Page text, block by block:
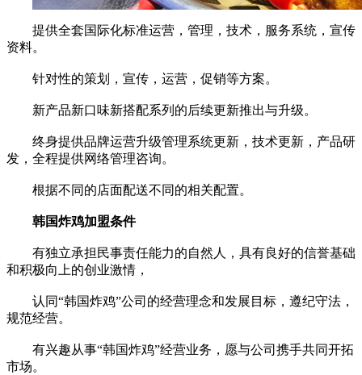
提供全套国际化标准运营，管理，技术，服务系统，宣传
资料。
针对性的策划，宣传，运营，促销等方案。
新产品新口味新搭配系列的后续更新推出与升级。
终身提供品牌运营升级管理系统更新，技术更新，产品研
发，全程提供网络管理咨询。
根据不同的店面配送不同的相关配置。
韩国炸鸡加盟条件
有独立承担民事责任能力的自然人，具有良好的信誉基础
和积极向上的创业激情，
认同“韩国炸鸡”公司的经营理念和发展目标，遵纪守法，
规范经营。
有兴趣从事“韩国炸鸡”经营业务，愿与公司携手共同开拓
市场。